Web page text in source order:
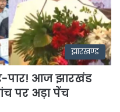
झारखण्ड
पार! आज झारखंड
पर अड़ा पेंच